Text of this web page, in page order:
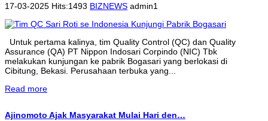
17-03-2025 Hits:1493 BIZNEWS admin1
Untuk pertama kalinya, tim Quality Control (QC) dan Quality
Assurance (QA) PT Nippon Indosari Corpindo (NIC) Tbk
melakukan kunjungan ke pabrik Bogasari yang berlokasi di
Cibitung, Bekasi. Perusahaan terbuka yang...
Read more
Ajinomoto Ajak Masyarakat Mulai Hari den…